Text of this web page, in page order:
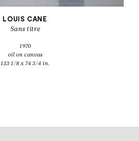
LOUIS CANE
Sans titre
1970
oil on canvas
133 1/8 x 74 3/4 in.